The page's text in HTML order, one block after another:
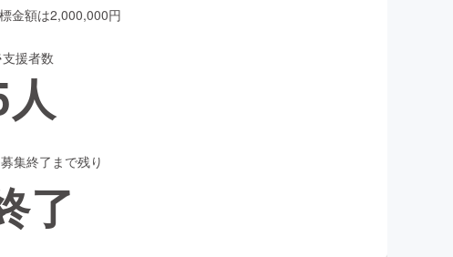
スケア
金額は2,000,000円
支援者数
人
募集終了まで残り
了